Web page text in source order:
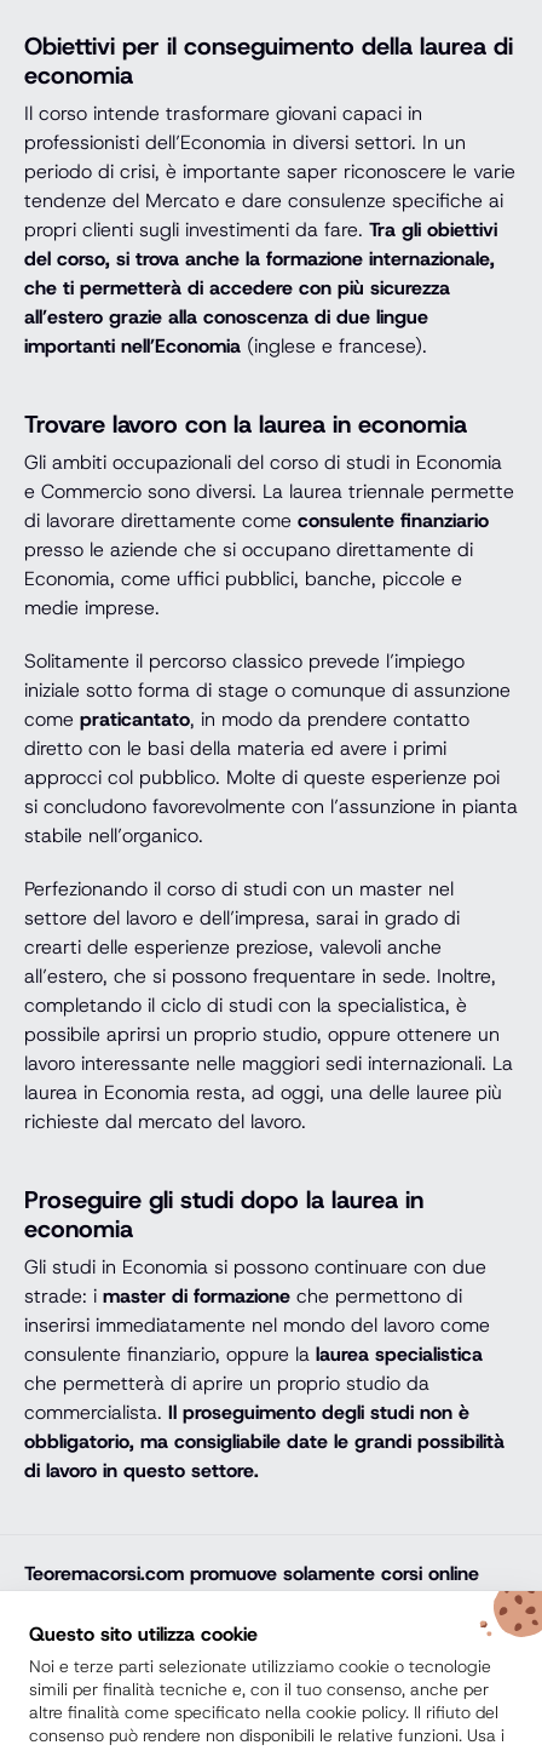
Obiettivi per il conseguimento della laurea di
economia
Il corso intende trasformare giovani capaci in
professionisti dell’Economia in diversi settori. In un
periodo di crisi, è importante saper riconoscere le varie
tendenze del Mercato e dare consulenze specifiche ai
propri clienti sugli investimenti da fare. Tra gli obiettivi
del corso, si trova anche la formazione internazionale,
che ti permetterà di accedere con più sicurezza
all’estero grazie alla conoscenza di due lingue
importanti nell’Economia (inglese e francese).
Trovare lavoro con la laurea in economia
Gli ambiti occupazionali del corso di studi in Economia
e Commercio sono diversi. La laurea triennale permette
di lavorare direttamente come consulente finanziario
presso le aziende che si occupano direttamente di
Economia, come uffici pubblici, banche, piccole e
medie imprese.
Solitamente il percorso classico prevede l’impiego
iniziale sotto forma di stage o comunque di assunzione
come praticantato, in modo da prendere contatto
diretto con le basi della materia ed avere i primi
approcci col pubblico. Molte di queste esperienze poi
si concludono favorevolmente con l’assunzione in pianta
stabile nell’organico.
Perfezionando il corso di studi con un master nel
settore del lavoro e dell’impresa, sarai in grado di
crearti delle esperienze preziose, valevoli anche
all’estero, che si possono frequentare in sede. Inoltre,
completando il ciclo di studi con la specialistica, è
possibile aprirsi un proprio studio, oppure ottenere un
lavoro interessante nelle maggiori sedi internazionali. La
laurea in Economia resta, ad oggi, una delle lauree più
richieste dal mercato del lavoro.
Proseguire gli studi dopo la laurea in
economia
Gli studi in Economia si possono continuare con due
strade: i master di formazione che permettono di
inserirsi immediatamente nel mondo del lavoro come
consulente finanziario, oppure la laurea specialistica
che permetterà di aprire un proprio studio da
commercialista. Il proseguimento degli studi non è
obbligatorio, ma consigliabile date le grandi possibilità
di lavoro in questo settore.
Teoremacorsi.com promuove solamente corsi online
professionali, corsi per il diploma online, lauree e master
online di comprovata qualità e con attestato finale
riconosciuto e spendibile sul mercato del lavoro. Trova
la soluzione ideale e arricchisci il tuo percorso di studi
con noi.
Questo sito utilizza cookie
Noi e terze parti selezionate utilizziamo cookie o tecnologie
simili per finalità tecniche e, con il tuo consenso, anche per
altre finalità come specificato nella cookie policy. Il rifiuto del
consenso può rendere non disponibili le relative funzioni. Usa i